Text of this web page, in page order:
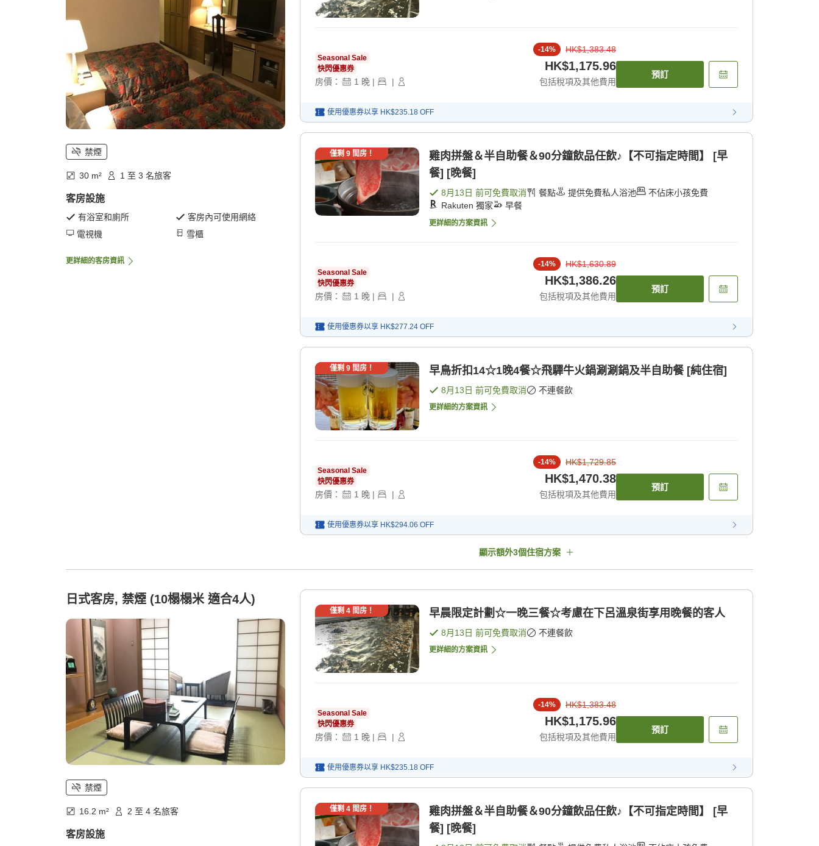
禁煙
30 m² 1 至 3 名旅客
客房設施
有浴室和廁所
客房內可使用網絡
電視機
雪櫃
更詳細的客房資訊
Seasonal Sale
快閃優惠券
房價： 1 晚 | |
-14% HK$1,383.48
HK$1,175.96
包括稅項及其他費用
預訂
使用優惠券以享 HK$235.18 OFF
僅剩 9間房！
雞肉拼盤＆半自助餐＆90分鐘飲品任飲♪【不可指定時間】 [早
餐] [晚餐]
8月13日 前可免費取消 餐點 提供免費私人浴池
不佔床小孩免費
Rakuten 獨家
早餐
更詳細的方案資訊
Seasonal Sale
快閃優惠券
房價： 1 晚 | |
-14% HK$1,630.89
HK$1,386.26
包括稅項及其他費用
預訂
使用優惠券以享 HK$277.24 OFF
僅剩 9間房！ 早鳥折扣14☆1晚4餐☆飛驒牛火鍋涮涮鍋及半自助餐 [純住宿]
8月13日 前可免費取消 不連餐飲
更詳細的方案資訊
Seasonal Sale
快閃優惠券
房價： 1 晚 | |
-14% HK$1,729.85
HK$1,470.38
包括稅項及其他費用
預訂
使用優惠券以享 HK$294.06 OFF
顯示額外3個住宿方案
日式客房, 禁煙 (10榻榻米 適合4人)
禁煙
16.2 m² 2 至 4 名旅客
客房設施
僅剩 4間房！ 早晨限定計劃☆一晚三餐☆考慮在下呂溫泉街享用晚餐的客人
8月13日 前可免費取消 不連餐飲
更詳細的方案資訊
Seasonal Sale
快閃優惠券
房價： 1 晚 | |
-14% HK$1,383.48
HK$1,175.96
包括稅項及其他費用
預訂
使用優惠券以享 HK$235.18 OFF
僅剩 4間房！
雞肉拼盤＆半自助餐＆90分鐘飲品任飲♪【不可指定時間】 [早
餐] [晚餐]